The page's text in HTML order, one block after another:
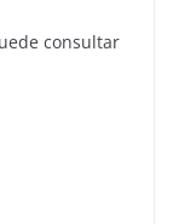
consultar